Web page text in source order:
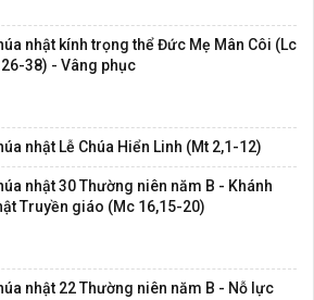
nhật kính trọng thể Đức Mẹ Mân Côi (Lc
26-38) - Vâng phục
nhật Lễ Chúa Hiển Linh (Mt 2,1-12)
nhật 30 Thường niên năm B - Khánh
Truyền giáo (Mc 16,15-20)
nhật 22 Thường niên năm B - Nỗ lực